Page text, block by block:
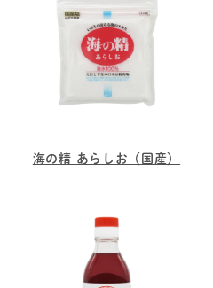
海の精 あらしお（国産）